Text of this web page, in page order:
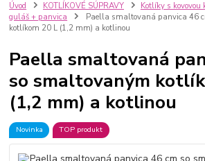
Úvod KOTLÍKOVÉ SÚPRAVY Kotlíky s kovovou
guláš + panvica
Paella smaltovaná panvica 46
kotlíkom 20 L (1,2 mm) a kotlinou
Paella smaltovaná
so smaltovaným
(1,2 mm) a kotlinou
Novinka TOP produkt